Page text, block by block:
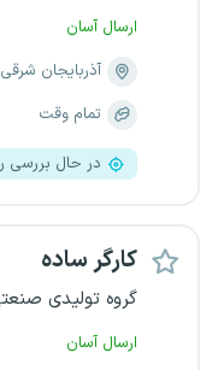
ارسال آسان
آذربایجان شرقی
تمام وقت
در حال بررسی
کارگر ساده
گروه تولیدی
ارسال آسان